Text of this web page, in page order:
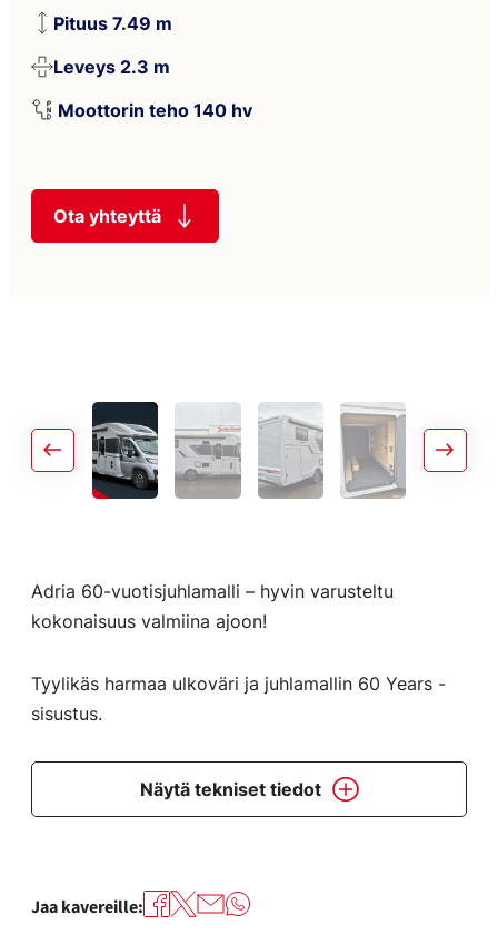
Pituus 7.49 m
Leveys 2.3 m
Moottorin teho 140 hv
Ota yhteyttä
Adria 60-vuotisjuhlamalli – hyvin varusteltu
kokonaisuus valmiina ajoon!
Tyylikäs harmaa ulkoväri ja juhlamallin 60 Years -
sisustus.
Näytä tekniset tiedot
Jaa kavereille: